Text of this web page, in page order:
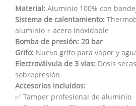
Material: Aluminio 100% con
Sistema de calentamiento:
aluminio + acero inoxidable
Bomba de presión: 20 bar
Grifo: Nuevo grifo para vapor y
Electroválvula de 3 vías: Dosis
sobrepresión
Accesorios incluidos:
✅ Tamper profesional de aluminio